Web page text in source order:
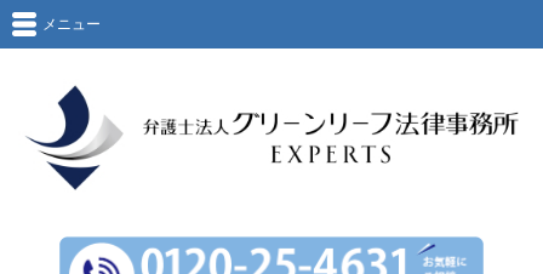
メニュー